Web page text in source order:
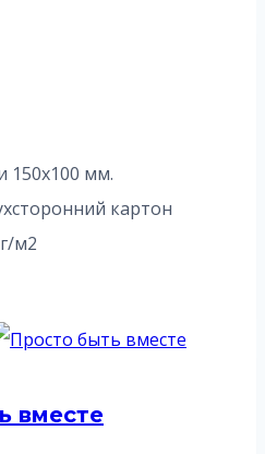
₽.
150х100 мм.
картон
м2
вместе